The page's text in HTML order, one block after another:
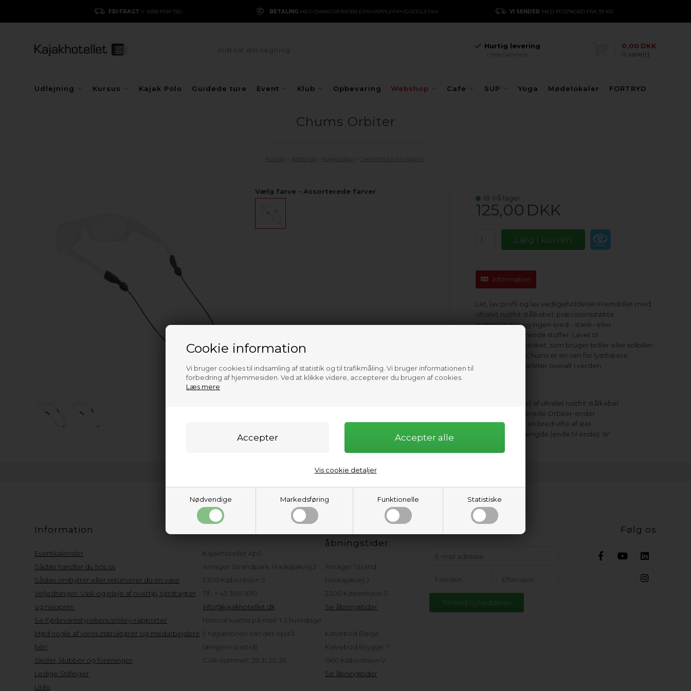
Cookie information
Vi bruger cookies til indsamling af statistik og til trafikmåling. Vi bruger informationen til
forbedring af hjemmesiden. Ved at klikke videre, accepterer du brugen af cookies.
Læs mere
Nødvendige Markedsføring Funktionelle Statistiske
Vis cookie detaljer
FRI FRAGT V. KØB FOR 750,- BETALING MED DANKORT/MOBILEPAY/APPLEPAY/GOOGLEPAY VI SENDER MED POSTNORD FRA 39 KR.
Hurtig levering
Hurtig levering
i hele Danmark
i hele Danmark
0,00 DKK
0 vare(r)
Udlejning Kursus Kajak Polo Guidede ture Event Klub Opbevaring Webshop Cafe SUP Yoga Mødelokaler FORTRYD
Chums Orbiter
Vælg farve - Assorterede farver
18 På lager
125,00 DKK
Information
Let, lav profil og lav vedligeholdelse! Fremstillet med
ultralet rustfrit stålkabel, præcisionsstøbte
gummiender og ingen sved-, stank- eller
smudsabsorberende stoffer. Lavet til
udendørsmennesket, som bruger briller eller solbiller.
The Orbiter fra Chums er en ven for lystfiskere,
kajakroere og atleter overalt i verden.
Fremstillet af ultralet rustfrit stålkabel
Lavprofilerede Orbiter-ender
Passer til en bred vifte af stel
Samlet længde (ende til ende): 16"
Information
Eventkalender
Sådan handler du hos os
Sådan ombytter eller returnerer du en vare
Vejledninger: Vask og pleje af overtøj, tørdragter
og neopren
Se Fødevarestyrelsens smiley-rapporter
Mød nogle af vores instruktører og medarbejdere
hér!
Skoler, klubber og foreninger
Ledige Stillinger
Links
Kajakhotellet ApS
Amager Strandpark, Havkajakvej 2
2300 København S
Tlf.: + 45 3615 1610
info@kajakhotellet.dk
Normal svartid på mail: 1-2 hverdage
(I højsæsonen kan der opstå
længere svartid)
CVR-nummer: 29 31 20 36
åbningstider
Amager Strand
Havkajakvej 2
2300 København S
Se åbningstider
Kalvebod Bølge
Kalvebod Brygge 7
1560 København V
Se åbningstider
Følg os